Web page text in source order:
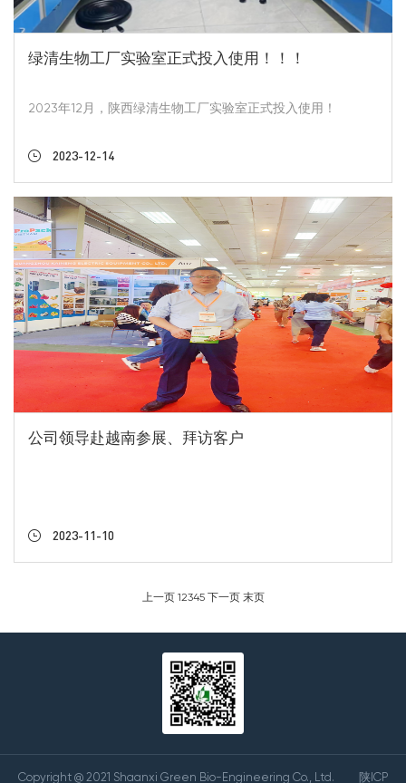
绿清生物工厂实验室正式投入使用！！！
2023年12月，陕西绿清生物工厂实验室正式投入使用！
2023-12-14
公司领导赴越南参展、拜访客户
2023-11-10
上一页 12345 下一页 末页
Copyright @ 2021 Shaanxi Green Bio-Engineering Co., Ltd. 陕ICP